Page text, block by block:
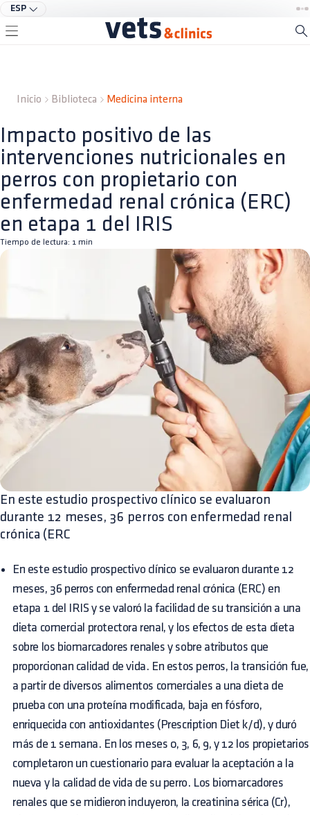
ESP
Inicio Biblioteca Medicina interna
Impacto positivo de las
intervenciones nutricionales en
perros con propietario con
enfermedad renal crónica (ERC)
en etapa 1 del IRIS
Tiempo de lectura: 1 min
En este estudio prospectivo clínico se evaluaron
durante 12 meses, 36 perros con enfermedad renal
crónica (ERC
En este estudio prospectivo clínico se evaluaron durante 12
meses, 36 perros con enfermedad renal crónica (ERC) en
etapa 1 del IRIS y se valoró la facilidad de su transición a una
dieta comercial protectora renal, y los efectos de esta dieta
sobre los biomarcadores renales y sobre atributos que
proporcionan calidad de vida. En estos perros, la transición fue,
a partir de diversos alimentos comerciales a una dieta de
prueba con una proteína modificada, baja en fósforo,
enriquecida con antioxidantes (Prescription Diet k/d), y duró
más de 1 semana. En los meses 0, 3, 6, 9, y 12 los propietarios
completaron un cuestionario para evaluar la aceptación a la
nueva y la calidad de vida de su perro. Los biomarcadores
renales que se midieron incluyeron, la creatinina sérica (Cr),